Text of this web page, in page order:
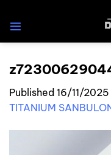
Published 16/11/2025
TITANIUM